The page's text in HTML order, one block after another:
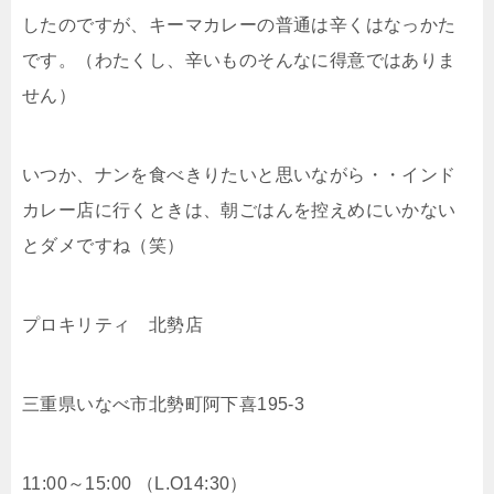
したのですが、キーマカレーの普通は辛くはなっかた
です。（わたくし、辛いものそんなに得意ではありま
せん）
いつか、ナンを食べきりたいと思いながら・・インド
カレー店に行くときは、朝ごはんを控えめにいかない
とダメですね（笑）
プロキリティ 北勢店
三重県いなべ市北勢町阿下喜195-3
11:00～15:00 （L.O14:30）